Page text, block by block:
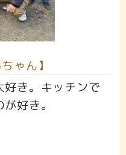
ゃん】
き。キッチンで
好き。